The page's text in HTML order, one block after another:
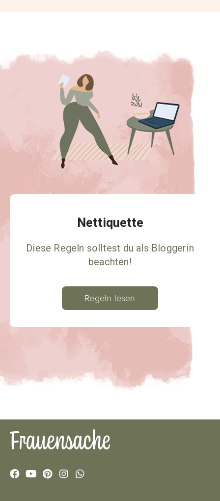
Nettiquette
Diese Regeln solltest du als Bloggerin
beachten!
Regeln lesen